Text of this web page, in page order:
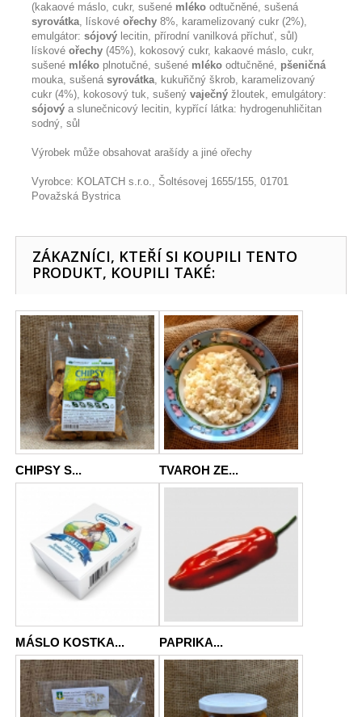
(kakaové máslo, cukr, sušené mlékoodtučněné, sušená
syrovátka, lískovéořechy 8%, karamelizovaný cukr (2%),
emulgátor:sójový lecitin, přírodní vanilková příchuť, sůl)
lískovéořechy (45%), kokosový cukr, kakaové máslo, cukr,
sušené mléko plnotučné, sušené mléko odtučněné, pšeničná
mouka, sušenásyrovátka, kukuřičný škrob, karamelizovaný
cukr (4%), kokosový tuk, sušenývaječný žloutek, emulgátory:
sójový a slunečnicový lecitin, kypřící látka: hydrogenuhličitan
sodný, sůl
Výrobek může obsahovat arašídy a jiné ořechy
Vyrobce: KOLATCH s.r.o., Šoltésovej 1655/155, 01701
Považská Bystrica
ZÁKAZNÍCI, KTEŘÍ SI KOUPILI TENTO
PRODUKT, KOUPILI TAKÉ:
CHIPSY S... TVAROH ZE...
MÁSLO KOSTKA... PAPRIKA...